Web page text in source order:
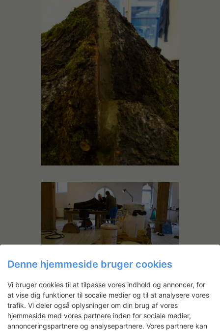
Denne hjemmeside bruger cookies
Vi bruger cookies til at tilpasse vores indhold og annoncer, for
at vise dig funktioner til socaile medier og til at analysere vores
trafik. Vi deler også oplysninger om din brug af vores
hjemmeside med vores partnere inden for sociale medier,
annonceringspartnere og analysepartnere. Vores partnere kan